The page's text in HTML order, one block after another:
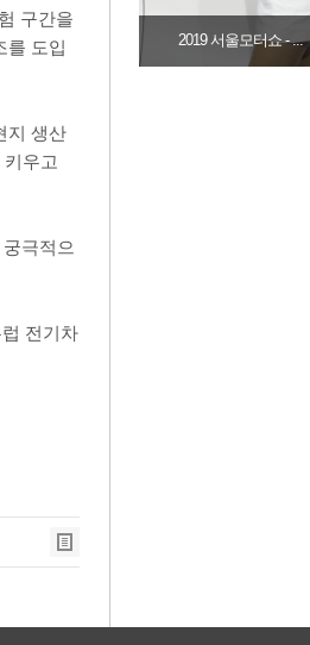
구간을
를 도입
지 생산
우고
극적으
전기차
2019 서울모터쇼 - ...